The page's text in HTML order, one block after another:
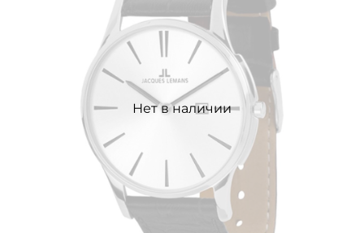
Нет в наличии